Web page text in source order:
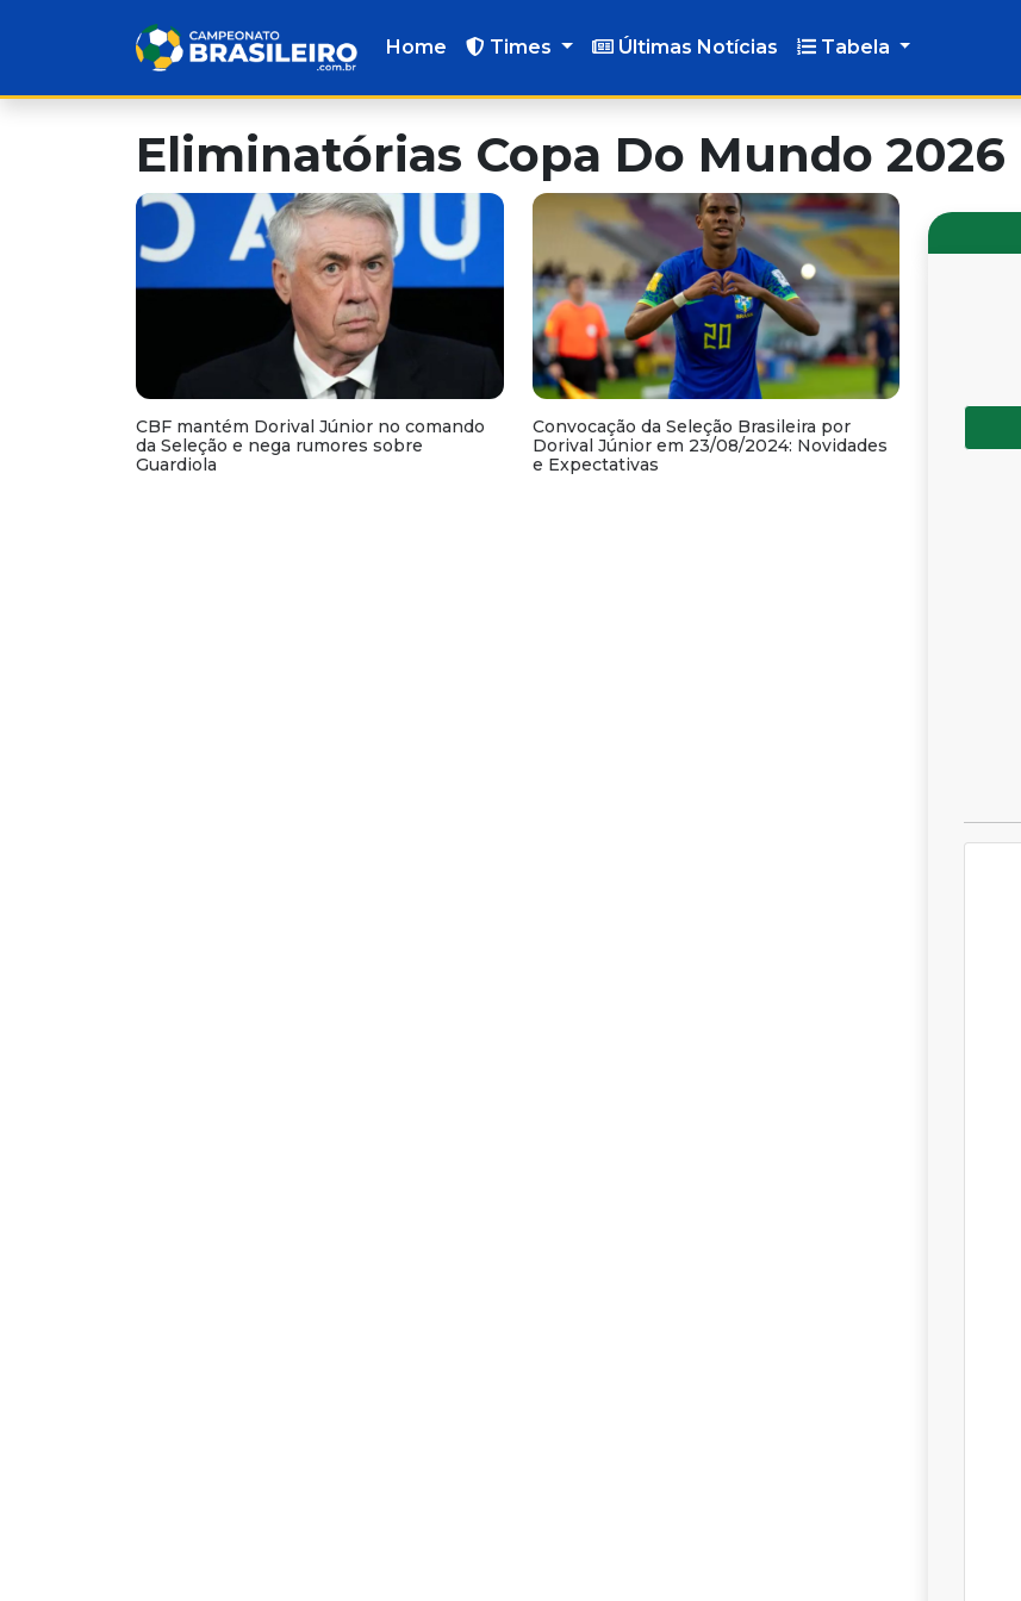
Home Times Últimas Notícias Tabela
Eliminatórias Copa Do Mundo 2026
CBF mantém Dorival Júnior no comando
da Seleção e nega rumores sobre
Guardiola
Convocação da Seleção Brasileira por
Dorival Júnior em 23/08/2024: Novidades
e Expectativas